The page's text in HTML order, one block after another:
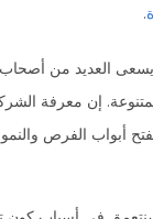
.
يسعى العديد من
إن معرفة
أبواب الفرص والنمو